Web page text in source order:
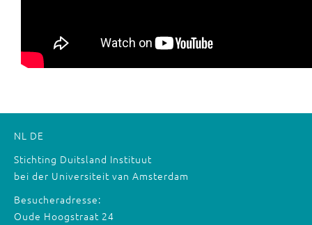
NL DE
Stichting Duitsland Instituut
bei der Universiteit van Amsterdam
Besucheradresse:
Oude Hoogstraat 24